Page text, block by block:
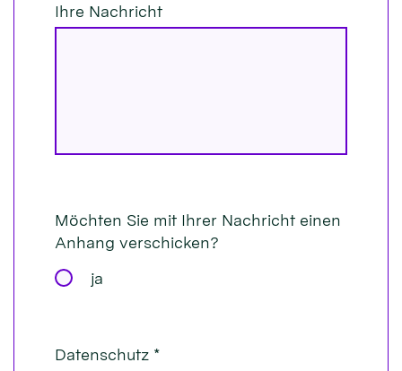
Ihre Nachricht
Möchten Sie mit Ihrer Nachricht einen
Anhang verschicken?
ja
Datenschutz *